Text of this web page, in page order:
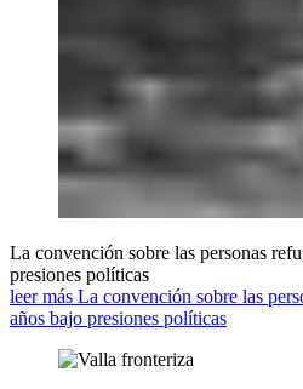
La convención sobre las personas
presiones políticas
leer más La convención sobre las
años bajo presiones políticas